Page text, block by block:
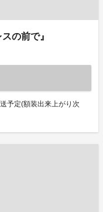
の前で』
予定(額装出来上がり次